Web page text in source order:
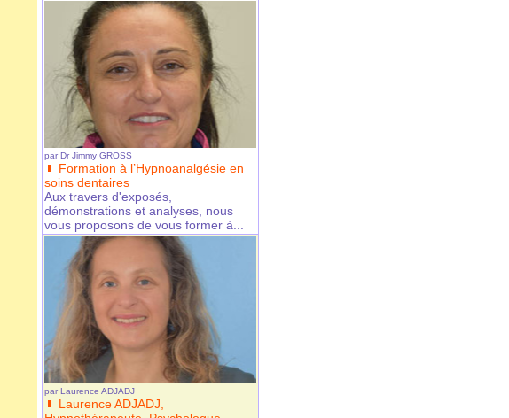
par Dr Jimmy GROSS
Formation à l’Hypnoanalgésie en
soins dentaires
Aux travers d'exposés,
démonstrations et analyses, nous
vous proposons de vous former à...
par Laurence ADJADJ
Laurence ADJADJ,